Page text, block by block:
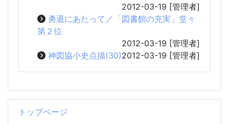
トップページ
2012-03-19 [管理者]
勇退にあたって／「図書館の充実」堂々
第２位
2012-03-19 [管理者]
神図協小史点描(30)2012-03-19 [管理者]